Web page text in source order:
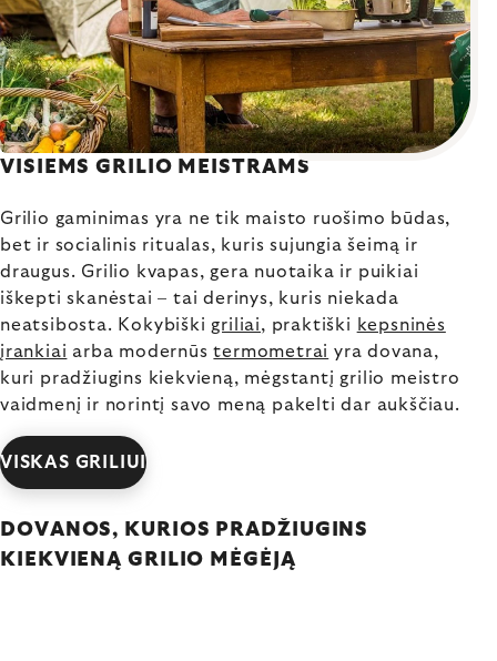
VISIEMS GRILIO MEISTRAMS
Grilio gaminimas yra ne tik maisto ruošimo būdas,
bet ir socialinis ritualas, kuris sujungia šeimą ir
draugus. Grilio kvapas, gera nuotaika ir puikiai
iškepti skanėstai – tai derinys, kuris niekada
neatsibosta. Kokybiški griliai, praktiški kepsninės
įrankiai arba modernūstermometrai yra dovana,
kuri pradžiugins kiekvieną, mėgstantį grilio meistro
vaidmenį ir norintį savo meną pakelti dar aukščiau.
VISKAS GRILIUI
DOVANOS, KURIOS PRADŽIUGINS
KIEKVIENĄ GRILIO MĖGĖJĄ